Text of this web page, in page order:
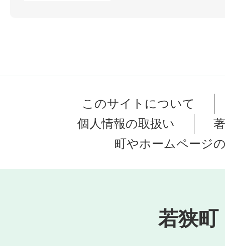
このサイトについて
個人情報の取扱い
町やホームページ
若狭町